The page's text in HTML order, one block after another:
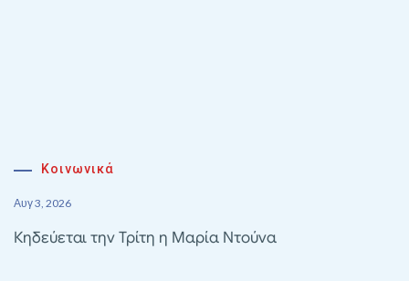
Κοινωνικά
Αυγ 3, 2026
Κηδεύεται την Τρίτη η Μαρία Ντούνα